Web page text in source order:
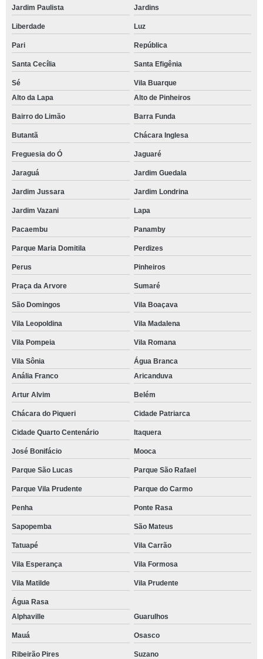
Jardim Paulista Jardins
Liberdade Luz
Pari República
Santa Cecília Santa Efigênia
Sé
Vila Buarque
Alto da Lapa
Alto de Pinheiros
Bairro do Limão Barra Funda
Butantã Chácara Inglesa
Freguesia do Ó Jaguaré
Jaraguá Jardim Guedala
Jardim Jussara Jardim Londrina
Jardim Vazani Lapa
Pacaembu Panamby
Parque Maria Domitila Perdizes
Perus Pinheiros
Praça da Arvore Sumaré
São Domingos Vila Boaçava
Vila Leopoldina Vila Madalena
Vila Pompeia Vila Romana
Vila Sônia
Água Branca
Anália Franco
Aricanduva
Artur Alvim Belém
Chácara do Piqueri Cidade Patriarca
Cidade Quarto Centenário Itaquera
José Bonifácio Mooca
Parque São Lucas Parque São Rafael
Parque Vila Prudente Parque do Carmo
Penha Ponte Rasa
Sapopemba São Mateus
Tatuapé Vila Carrão
Vila Esperança Vila Formosa
Vila Matilde Vila Prudente
Água Rasa
Alphaville
Guarulhos
Mauá Osasco
Ribeirão Pires
Suzano